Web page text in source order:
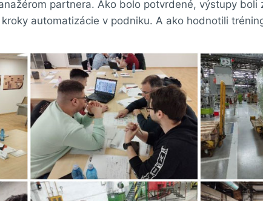
partnera. Ako bolo potvrdené, výstupy boli
automatizácie v podniku. A ako hodnotili